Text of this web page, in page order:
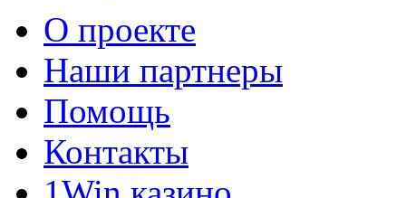
О проекте
Наши партнеры
Помощь
Контакты